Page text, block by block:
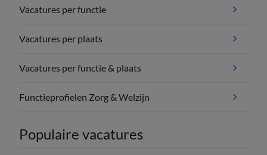
Vacatures per functie
Vacatures per plaats
Vacatures per functie & plaats
Functieprofielen Zorg & Welzijn
Populaire vacatures